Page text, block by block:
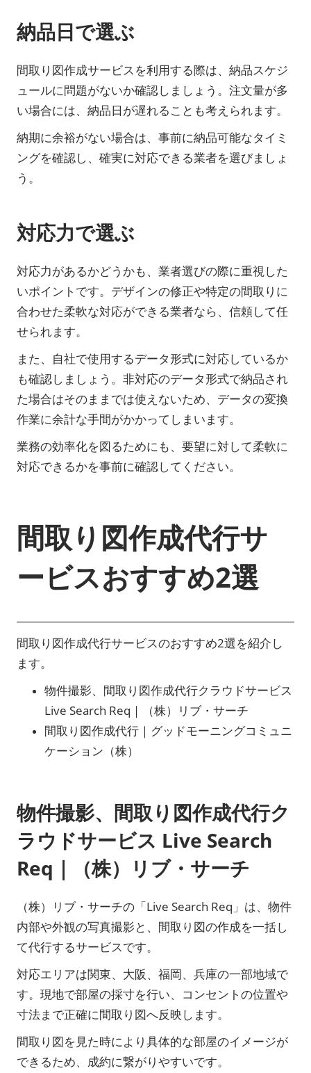
納品日で選ぶ
間取り図作成サービスを利用する際は、納品スケジ
ュールに問題がないか確認しましょう。注文量が多
い場合には、納品日が遅れることも考えられます。
納期に余裕がない場合は、事前に納品可能なタイミ
ングを確認し、確実に対応できる業者を選びましょ
う。
対応力で選ぶ
対応力があるかどうかも、業者選びの際に重視した
いポイントです。デザインの修正や特定の間取りに
合わせた柔軟な対応ができる業者なら、信頼して任
せられます。
また、自社で使用するデータ形式に対応しているか
も確認しましょう。非対応のデータ形式で納品され
た場合はそのままでは使えないため、データの変換
作業に余計な手間がかかってしまいます。
業務の効率化を図るためにも、要望に対して柔軟に
対応できるかを事前に確認してください。
間取り図作成代行サ
ービスおすすめ2選
間取り図作成代行サービスのおすすめ2選を紹介し
ます。
物件撮影、間取り図作成代行クラウドサービス
Live Search Req｜（株）リブ・サーチ
間取り図作成代行｜グッドモーニングコミュニ
ケーション（株）
物件撮影、間取り図作成代行ク
ラウドサービス Live Search
Req｜（株）リブ・サーチ
（株）リブ・サーチの「Live Search Req」は、物件
内部や外観の写真撮影と、間取り図の作成を一括し
て代行するサービスです。
対応エリアは関東、大阪、福岡、兵庫の一部地域で
す。現地で部屋の採寸を行い、コンセントの位置や
寸法まで正確に間取り図へ反映します。
間取り図を見た時により具体的な部屋のイメージが
できるため、成約に繋がりやすいです。